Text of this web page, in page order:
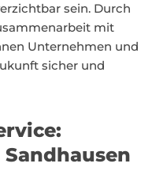
sein. Durch
mit
Unternehmen und
sicher und